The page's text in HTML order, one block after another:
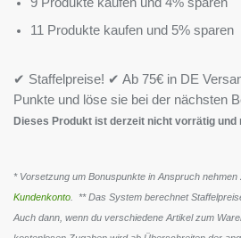
11 Produkte kaufen und 5% sparen
✔ Staffelpreise! ✔ Ab 75€ in DE
Punkte und löse sie bei der nächsten
Dieses Produkt ist derzeit nicht vorrätig und
* Vorsetzung um Bonuspunkte in Anspruch
Kundenkonto . ** Das System berechnet
Auch dann, wenn du verschiedene Artikel zum